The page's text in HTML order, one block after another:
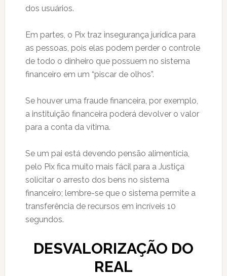
dos usuários.
Em partes, o Pix traz insegurança jurídica para
as pessoas, pois elas podem perder o controle
de todo o dinheiro que possuem no sistema
financeiro em um “piscar de olhos”.
Se houver uma fraude financeira, por exemplo,
a instituição financeira poderá devolver o valor
para a conta da vítima.
Se um pai está devendo pensão alimentícia,
pelo Pix fica muito mais fácil para a Justiça
solicitar o arresto dos bens no sistema
financeiro; lembre-se que o sistema permite a
transferência de recursos em incríveis 10
segundos.
DESVALORIZAÇÃO DO
REAL